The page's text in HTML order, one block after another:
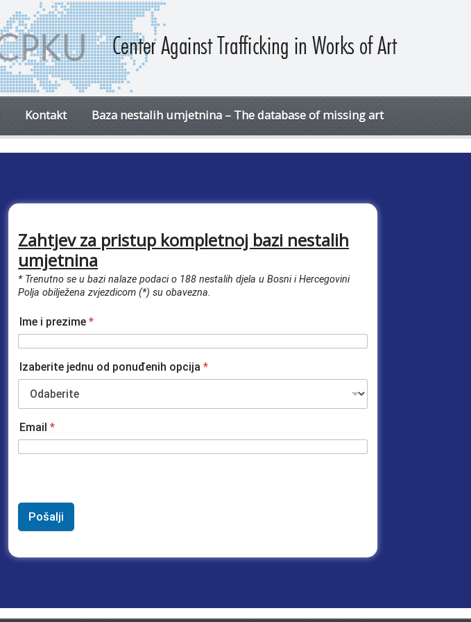
Kontakt Baza nestalih umjetnina – The database of missing art
Zahtjev za pristup kompletnoj bazi nestalih
umjetnina
* Trenutno se u bazi nalaze podaci o 188 nestalih djela u Bosni i Hercegovini
Polja obilježena zvjezdicom (*) su obavezna.
Ime i prezime*
Izaberite jednu od ponuđenih opcija*
Email*
Pošalji